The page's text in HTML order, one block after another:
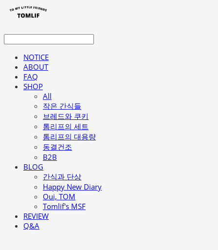
NOTICE
ABOUT
FAQ
SHOP
All
작은 간식들
브레드와 쿠키
톰리프의 세트
톰리프의 대용량
동결건조
B2B
BLOG
간식과 단상
Happy New Diary
Oui, TOM
Tomlif's MSF
REVIEW
Q&A